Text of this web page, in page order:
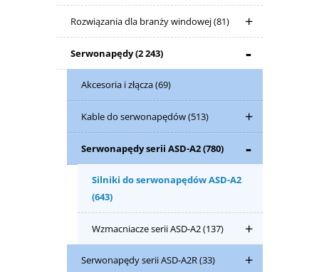
Rozwiązania dla branży windowej(81)
Serwonapędy(2 243)
Akcesoria i złącza(69)
Kable do serwonapędów(513)
Serwonapędy serii ASD-A2(780)
Silniki do serwonapędów ASD-A2
(643)
Wzmacniacze serii ASD-A2(137)
Serwonapędy serii ASD-A2R(33)